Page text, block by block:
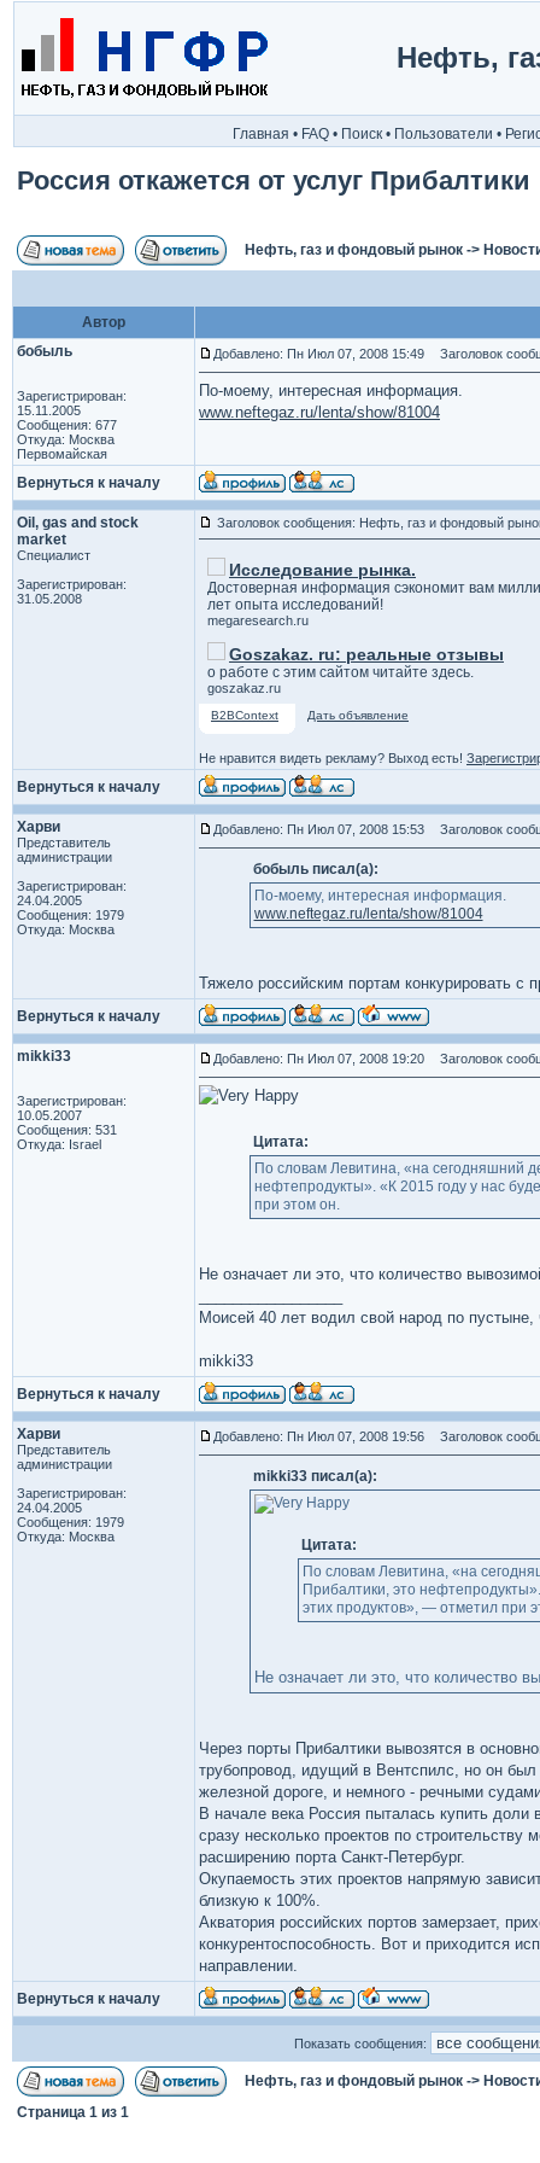
Нефть,
Главная • FAQ • Поиск • Пользователи •
Россия откажется от услуг Прибалтики
Нефть, газ и фондовый рынок ->
Автор
бобыль
Зарегистрирован:
15.11.2005
Сообщения: 677
Откуда: Москва
Первомайская
Добавлено: Пн Июл 07, 2008 15:49 Заголовок
По-моему, интересная информация.
www.neftegaz.ru/lenta/show/81004
Вернуться к началу
Oil, gas and stock
market
Специалист
Зарегистрирован:
31.05.2008
Заголовок сообщения: Нефть, газ и фондовый
Исследование рынка.
Достоверная информация сэкономит вам
лет опыта исследований!
megaresearch.ru
Goszakaz. ru: реальные отзывы
о работе с этим сайтом читайте здесь.
goszakaz.ru
B2BContext Дать объявление
Не нравится видеть рекламу? Выход есть!
Вернуться к началу
Харви
Представитель
администрации
Зарегистрирован:
24.04.2005
Сообщения: 1979
Откуда: Москва
Добавлено: Пн Июл 07, 2008 15:53 Заголовок
бобыль писал(а):
По-моему, интересная информация.
www.neftegaz.ru/lenta/show/81004
Тяжело российским портам конкурировать с
Вернуться к началу
mikki33
Зарегистрирован:
10.05.2007
Сообщения: 531
Откуда: Israel
Добавлено: Пн Июл 07, 2008 19:20 Заголовок
Цитата:
По словам Левитина, «на сегодняшний
нефтепродукты». «К 2015 году у нас
при этом он.
Не означает ли это, что количество
Моисей 40 лет водил свой народ по
mikki33
Вернуться к началу
Харви
Представитель
администрации
Зарегистрирован:
24.04.2005
Сообщения: 1979
Откуда: Москва
Добавлено: Пн Июл 07, 2008 19:56 Заголовок
mikki33 писал(а):
Цитата:
По словам Левитина, «на
Прибалтики, это
этих продуктов», — отметил при
Не означает ли это, что количество
Через порты Прибалтики вывозятся в
трубопровод, идущий в Вентспилс, но он был
железной дороге, и немного - речными
В начале века Россия пыталась купить
сразу несколько проектов по
расширению порта Санкт-Петербург.
Окупаемость этих проектов напрямую
близкую к 100%.
Акватория российских портов замерзает,
конкурентоспособность. Вот и приходится
направлении.
Вернуться к началу
Показать сообщения:
Нефть, газ и фондовый рынок ->
Страница 1 из 1